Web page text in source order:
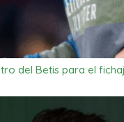
del Betis para el